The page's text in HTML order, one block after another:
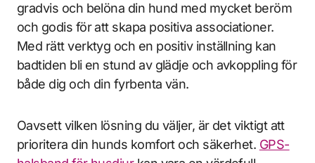
gradvis och belöna din hund med mycket beröm
och godis för att skapa positiva associationer.
Med rätt verktyg och en positiv inställning kan
badtiden bli en stund av glädje och avkoppling för
både dig och din fyrbenta vän.
Oavsett vilken lösning du väljer, är det viktigt att
prioritera din hunds komfort och säkerhet. GPS-